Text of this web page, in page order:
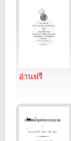
อ่านฟรี